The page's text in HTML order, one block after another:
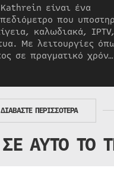
είναι ένα
που
καλωδιακά,
Με λειτουργίες
σε πραγματικό χρόν…
ΔΙΑΒΑΣΤΕ ΠΕΡΙΣΣΟΤΕΡΑ
ΣΕ ΑΥΤΟ ΤΟ